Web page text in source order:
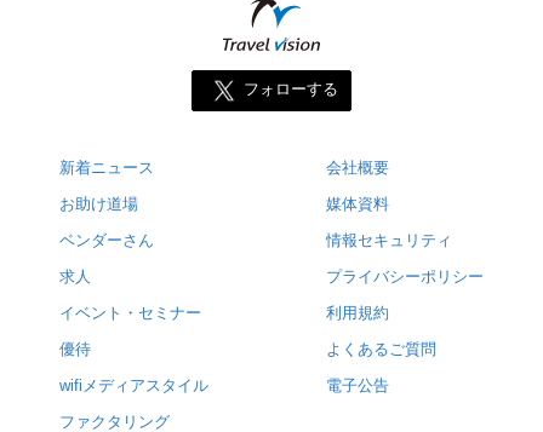
フォローする
新着ニュース
お助け道場
ベンダーさん
求人
イベント・セミナー
優待
wifiメディアスタイル
ファクタリング
会社概要
媒体資料
情報セキュリティ
プライバシーポリシー
利用規約
よくあるご質問
電子公告